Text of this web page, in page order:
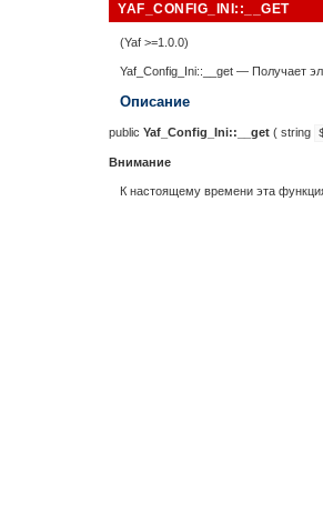
YAF_CONFIG_INI::__GET
(Yaf >=1.0.0)
Yaf_Config_Ini::__get — Получает
Описание
public Yaf_Config_Ini::__get ( string
Внимание
К настоящему времени эта